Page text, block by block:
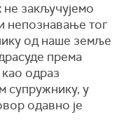
закључујемо
непознавање тог
од наше земље
према
одраз
супружнику, у
одавно је